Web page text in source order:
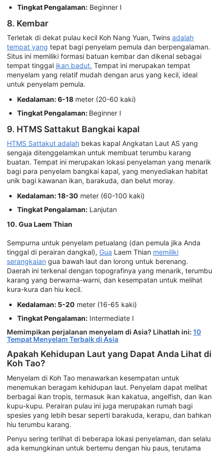
Tingkat Pengalaman: Beginner I
8. Kembar
Terletak di dekat pulau kecil Koh Nang Yuan, Twins adalah
tempat yang tepat bagi penyelam pemula dan berpengalaman.
Situs ini memiliki formasi batuan kembar dan dikenal sebagai
tempat tinggal ikan badut. Tempat ini merupakan tempat
menyelam yang relatif mudah dengan arus yang kecil, ideal
untuk penyelam pemula.
Kedalaman: 6-18 meter (20-60 kaki)
Tingkat Pengalaman: Beginner I
9. HTMS Sattakut Bangkai kapal
HTMS Sattakut adalah bekas kapal Angkatan Laut AS yang
sengaja ditenggelamkan untuk membuat terumbu karang
buatan. Tempat ini merupakan lokasi penyelaman yang menarik
bagi para penyelam bangkai kapal, yang menyediakan habitat
unik bagi kawanan ikan, barakuda, dan belut moray.
Kedalaman: 18-30 meter (60-100 kaki)
Tingkat Pengalaman: Lanjutan
10. Gua Laem Thian
Sempurna untuk penyelam petualang (dan pemula jika Anda
tinggal di perairan dangkal), Gua Laem Thian memiliki
serangkaian gua bawah laut dan lorong untuk berenang.
Daerah ini terkenal dengan topografinya yang menarik, terumbu
karang yang berwarna-warni, dan kesempatan untuk melihat
kura-kura dan hiu kecil.
Kedalaman: 5-20 meter (16-65 kaki)
Tingkat Pengalaman: Intermediate I
Memimpikan perjalanan menyelam di Asia? Lihatlah ini: 10
Tempat Menyelam Terbaik di Asia
Apakah Kehidupan Laut yang Dapat Anda Lihat di
Koh Tao?
Menyelam di Koh Tao menawarkan kesempatan untuk
menemukan beragam kehidupan laut. Penyelam dapat melihat
berbagai ikan tropis, termasuk ikan kakatua, angelfish, dan ikan
kupu-kupu. Perairan pulau ini juga merupakan rumah bagi
spesies yang lebih besar seperti barakuda, kerapu, dan bahkan
hiu terumbu karang.
Penyu sering terlihat di beberapa lokasi penyelaman, dan selalu
ada kemungkinan untuk bertemu dengan hiu paus, terutama